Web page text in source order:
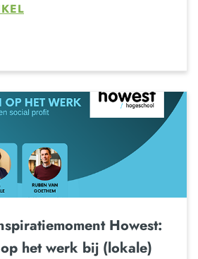
Howest:
het werk bij (lokale)